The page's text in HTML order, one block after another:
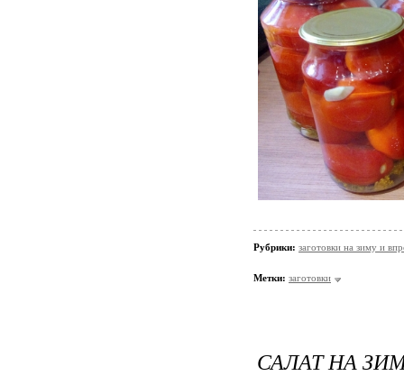
Рубрики: заготовки на зиму и
Метки: заготовки
САЛАТ НА